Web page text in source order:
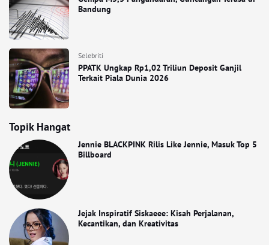
Bandung
Selebriti
PPATK Ungkap Rp1,02 Triliun Deposit Ganjil
Terkait Piala Dunia 2026
Topik Hangat
Jennie BLACKPINK Rilis Like Jennie, Masuk Top 5
Billboard
Jejak Inspiratif Siskaeee: Kisah Perjalanan,
Kecantikan, dan Kreativitas